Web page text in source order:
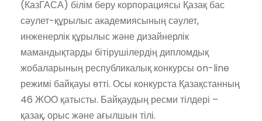
(КазГАСА) білім беру корпорациясы Қазақ бас
сәулет-құрылыс академиясының сәулет,
инженерлік құрылыс және дизайнерлік
мамандықтарды бітірушілердің дипломдық
жобаларының республикалық конкурсы on-line
режимі байқауы өтті. Осы конкурста Қазақстанның
46 ЖОО қатысты. Байқаудың ресми тілдері –
қазақ, орыс және ағылшын тілі.